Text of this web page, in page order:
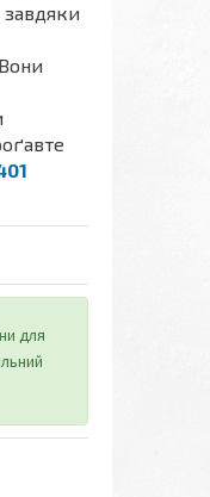
завдяки
для